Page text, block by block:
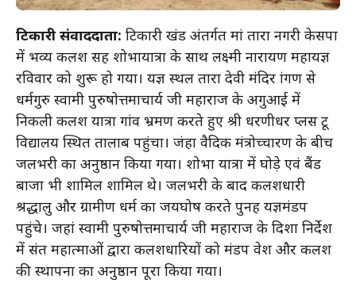
टिकारी संवाददाता: टिकारी प्रखंड अंतर्गत मां तारा नगरी केसपा
में भव्य कलश सह शोभायात्रा के साथ लक्ष्मी नारायण महायज्ञ
रविवार को शुरू हो गया। यज्ञ स्थल तारा देवी मंदिर प्रांगण से
धर्मगुरु स्वामी पुरुषोत्तमाचार्य जी महाराज के अगुआई में
निकली कलश यात्रा गांव भ्रमण करते हुए श्री धरणीधर प्लस टू
विद्यालय स्थित तालाब पहुंचा। जंहा वैदिक मंत्रोच्चारण के बीच
जलभरी का अनुष्ठान किया गया। शोभा यात्रा में घोड़े एवं बैंड
बाजा भी शामिल शामिल थे। जलभरी के बाद कलशधारी
श्रद्धालु और ग्रामीण धर्म का जयघोष करते पुनह यज्ञमंडप
पहुंचे। जहां स्वामी पुरुषोत्तमाचार्य जी महाराज के दिशा निर्देश
में संत महात्माओं द्वारा कलशधारियों को मंडप प्रवेश और कलश
की स्थापना का अनुष्ठान पूरा किया गया।